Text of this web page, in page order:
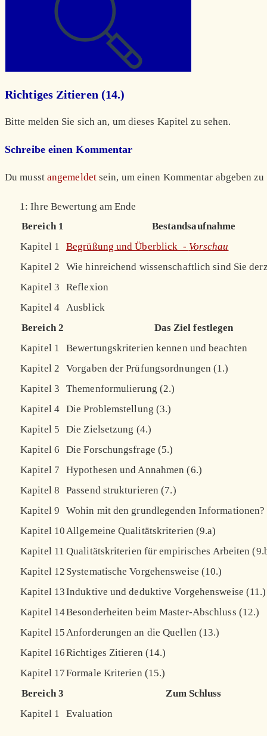
durchsuchen
Richtiges Zitieren (14.)
Bitte melden Sie sich an, um dieses Kapitel zu sehen.
Schreibe einen Kommentar
Du musst angemeldetsein, um einen Kommentar abgeben zu
1: Ihre Bewertung am Ende
Bereich 1
Bestandsaufnahme
Kapitel 1
Begrüßung und Überblick - Vorschau
Kapitel 2
Wie hinreichend wissenschaftlich sind Sie
Kapitel 3
Reflexion
Kapitel 4 Ausblick
Bereich 2
Das Ziel festlegen
Kapitel 1
Bewertungskriterien kennen und beachten
Kapitel 2
Vorgaben der Prüfungsordnungen (1.)
Kapitel 3
Themenformulierung (2.)
Kapitel 4 Die Problemstellung (3.)
Kapitel 5
Die Zielsetzung (4.)
Kapitel 6
Die Forschungsfrage (5.)
Kapitel 7
Hypothesen und Annahmen (6.)
Kapitel 8
Passend strukturieren (7.)
Kapitel 9
Wohin mit den grundlegenden
Kapitel 10Allgemeine Qualitätskriterien (9.a)
Kapitel 11 Qualitätskriterien für empirisches Arbeiten
Kapitel 12 Systematische Vorgehensweise (10.)
Kapitel 13Induktive und deduktive Vorgehensweise (11.)
Kapitel 14Besonderheiten beim Master-Abschluss (12.)
Kapitel 15Anforderungen an die Quellen (13.)
Kapitel 16Richtiges Zitieren (14.)
Kapitel 17Formale Kriterien (15.)
Bereich 3
Zum Schluss
Kapitel 1
Evaluation